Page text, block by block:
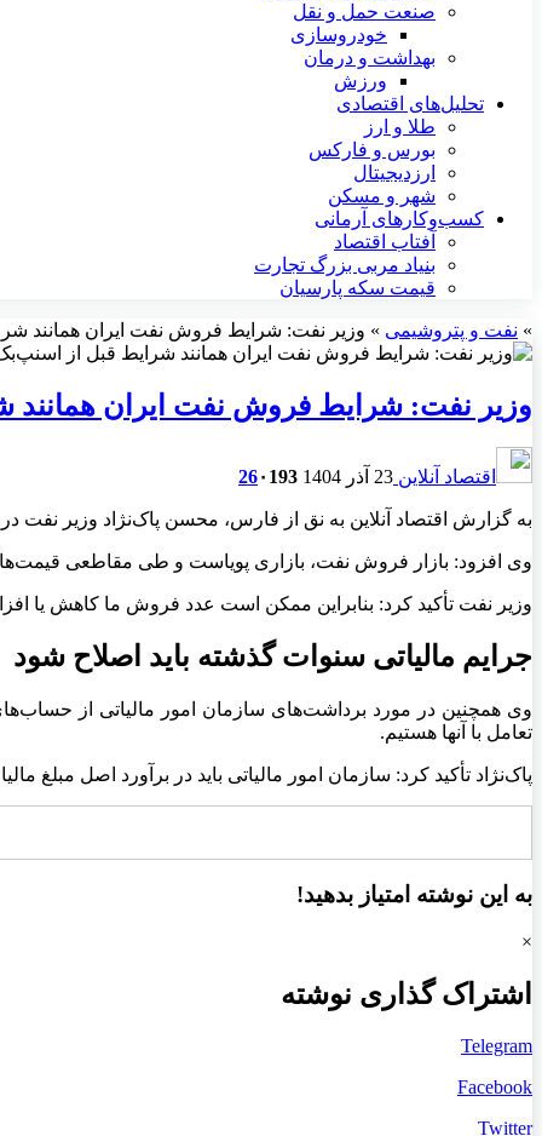
صنعت حمل و نقل
خودروسازی
بهداشت و درمان
ورزش
تحلیل‌های اقتصادی
طلا و ارز
بورس و فارکس
ارزدیجیتال
شهر و مسکن
کسب‌وکارهای آرمانی
آفتاب اقتصاد
بنیاد مربی بزرگ تجارت
قیمت سکه پارسیان
» نفت و پتروشیمی » وزیر نفت: شرایط فروش نفت ایران همانند
وزیر نفت: شرایط فروش نفت ایران
اقتصاد آنلاین 23 آذر 1404 26۰ 193
به گزارش اقتصاد آنلاین به نق از فارس، محسن پاک‌نژاد وزیر
وی افزود: بازار فروش نفت، بازاری پویاست و طی مقاطعی
وزیر نفت تأکید کرد: بنابراین ممکن است عدد فروش ما کاهش یا
جرایم مالیاتی سنوات گذشته باید اصلاح شود
وی همچنین در مورد برداشت‌های سازمان امور مالیاتی از
تعامل با آنها هستیم.
پاک‌نژاد تأکید کرد: سازمان امور مالیاتی باید در برآورد اصل
به این نوشته امتیاز بدهید!
×
اشتراک گذاری نوشته
Telegram
Facebook
Twitter